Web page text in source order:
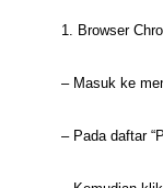
1. Browser
– Masuk ke
– Pada daftar